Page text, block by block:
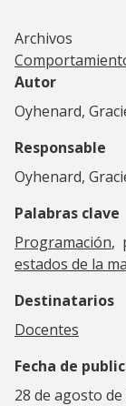
Archivos
Autor
Oyhenard,
Responsable
Oyhenard,
Palabras clave
Programación
estados de la
Destinatarios
Docentes
Fecha de
28 de agosto de